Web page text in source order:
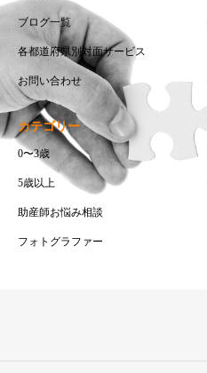
ブログ一覧
各都道府県別対面サービス
お問い合わせ
カテゴリー
0〜3歳
5歳以上
助産師お悩み相談
フォトグラファー